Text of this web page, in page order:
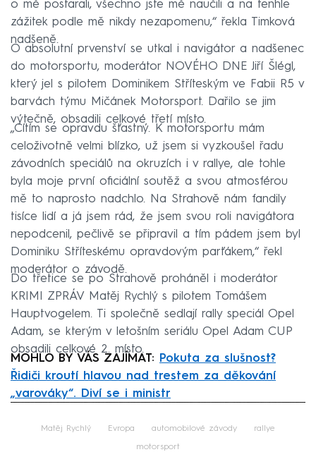
o mě postarali, všechno jste mě naučili a na tenhle
zážitek podle mě nikdy nezapomenu,“ řekla Timková
nadšeně.
O absolutní prvenství se utkal i navigátor a nadšenec
do motorsportu, moderátor NOVÉHO DNE Jiří Šlégl,
který jel s pilotem Dominikem Stříteským ve Fabii R5 v
barvách týmu Mičánek Motorsport. Dařilo se jim
výtečně, obsadili celkové třetí místo.
„Cítím se opravdu šťastný. K motorsportu mám
celoživotně velmi blízko, už jsem si vyzkoušel řadu
závodních speciálů na okruzích i v rallye, ale tohle
byla moje první oficiální soutěž a svou atmosférou
mě to naprosto nadchlo. Na Strahově nám fandily
tisíce lidí a já jsem rád, že jsem svou roli navigátora
nepodcenil, pečlivě se připravil a tím pádem jsem byl
Dominiku Stříteskému opravdovým parťákem,“ řekl
moderátor o závodě.
Do třetice se po Strahově proháněl i moderátor
KRIMI ZPRÁV Matěj Rychlý s pilotem Tomášem
Hauptvogelem. Ti společně sedlají rally speciál Opel
Adam, se kterým v letošním seriálu Opel Adam CUP
obsadili celkové 2. místo.
MOHLO BY VÁS ZAJÍMAT: Pokuta za slušnost?
Řidiči kroutí hlavou nad trestem za děkování
„varováky“. Diví se i ministr
Matěj Rychlý Evropa automobilové závody rallye
motorsport